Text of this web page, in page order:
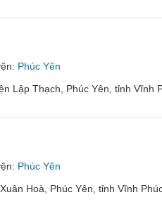
Phúc Yên
Lập Thạch, Phúc Yên, tỉnh Vĩnh
Phúc Yên
Hoà, Phúc Yên, tỉnh Vĩnh